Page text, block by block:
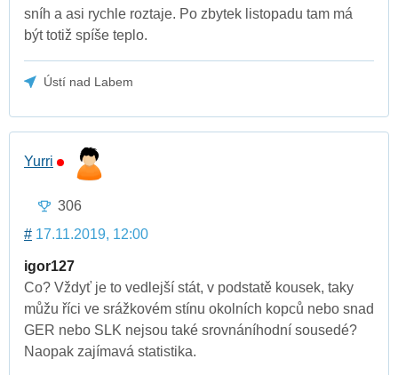
sníh a asi rychle roztaje. Po zbytek listopadu tam má
být totiž spíše teplo.
Ústí nad Labem
Yurri
306
# 17.11.2019, 12:00
igor127
Co? Vždyť je to vedlejší stát, v podstatě kousek, taky
můžu říci ve srážkovém stínu okolních kopců nebo snad
GER nebo SLK nejsou také srovnáníhodní sousedé?
Naopak zajímavá statistika.